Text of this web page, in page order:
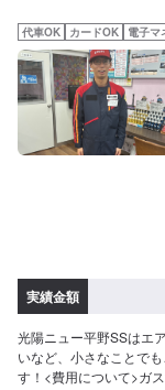
代車OK カードOK 電子マ
実績金額
光陽ニュー平野SSはエ
いなど、小さなことで
す！<費用について>ガ